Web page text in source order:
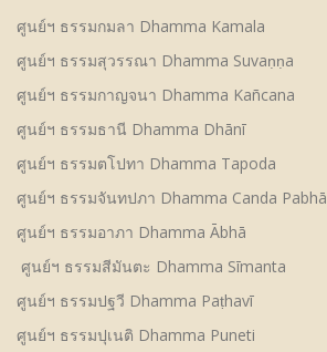
ศูนย์ฯ ธรรมกมลา Dhamma Kamala
ศูนย์ฯ ธรรมสุวรรณา Dhamma Suvaṇṇa
ศูนย์ฯ ธรรมกาญจนา Dhamma Kañcana
ศูนย์ฯ ธรรมธานี Dhamma Dhānī
ศูนย์ฯ ธรรมตโปทา Dhamma Tapoda
ศูนย์ฯ ธรรมจันทปภา Dhamma Canda Pabhā
ศูนย์ฯ ธรรมอาภา Dhamma Ābhā
ศูนย์ฯ ธรรมสีมันตะ Dhamma Sīmanta
ศูนย์ฯ ธรรมปฐวี Dhamma Paṭhavī
ศูนย์ฯ ธรรมปุเนติ Dhamma Puneti